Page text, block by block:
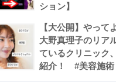
ション】
【大公開】やって
大野真理子のリア
ているクリニック
紹介！ #美容施術